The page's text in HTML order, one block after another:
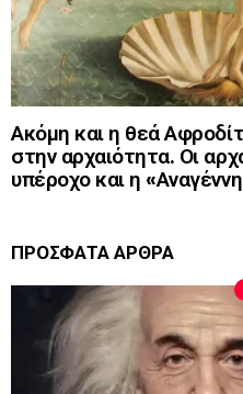
Ακόμη και η θεά
στην αρχαιότητα. Οι
υπέροχο και η
ΠΡΟΣΦΑΤΑ ΑΡΘΡΑ